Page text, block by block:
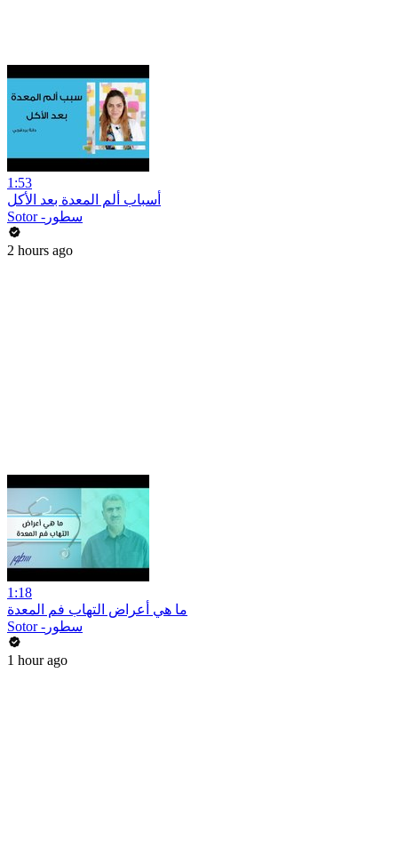
1:53
أسباب ألم المعدة بعد الأكل
Sotor -سطور
2 hours ago
1:18
ما هي أعراض التهاب فم المعدة
Sotor -سطور
1 hour ago